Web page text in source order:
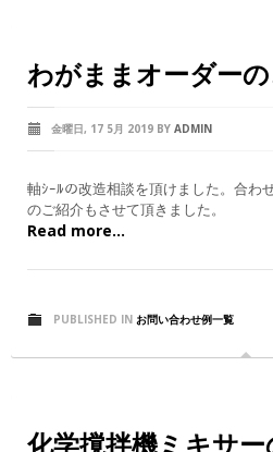
わがままオーダー
金曜日, 17 5月 2019 BY ADMIN
軸ｼｰﾙの改造相談を頂けました。合わ
のご紹介もさせて頂きました。
Read more...
PUBLISHED IN お問い合わせ例一覧
化学撹拌機ミキサ